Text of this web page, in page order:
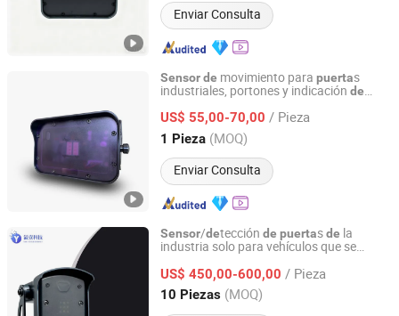
Enviar Consulta
Sensorde movimiento para puertas
industriales, portones y indicación de
US$ 55,00-70,00 / Pieza
1 Pieza (MOQ)
Enviar Consulta
Shenzhen Jutai Comm Co., Ltd.
Guangdong, China Desde 2021
Sensor/detección de puertasde la
industria solo para vehículos que se
US$ 450,00-600,00 / Pieza
10 Piezas (MOQ)
Tianjin Yiyi Technology Co., Ltd.
Tianjin, China Desde 2024